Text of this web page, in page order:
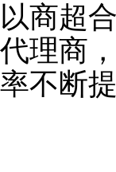
以商超
代理商
率不断提